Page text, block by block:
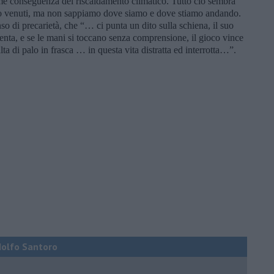
ma non sappiamo dove siamo e dove stiamo andando.
di precarietà, che “… ci punta un dito sulla schiena, il suo
e se le mani si toccano senza comprensione, il gioco vince
di palo in frasca … in questa vita distratta ed interrotta…”.
Santoro